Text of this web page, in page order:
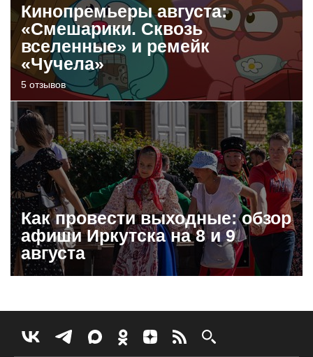
Кинопремьеры августа:
«Смешарики. Сквозь
вселенные» и ремейк
«Чучела»
5 отзывов
Как провести выходные: обзор
афиши Иркутска на 8 и 9
августа